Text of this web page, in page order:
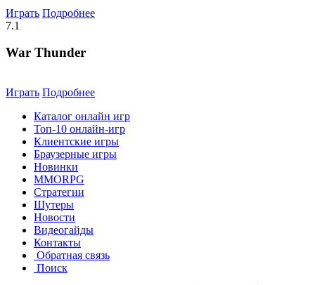
Играть Подробнее
7.1
War Thunder
Играть Подробнее
Каталог онлайн игр
Топ-10 онлайн-игр
Клиентские игры
Браузерные игры
Новинки
MMORPG
Стратегии
Шутеры
Новости
Видеогайды
Контакты
Обратная связь
Поиск